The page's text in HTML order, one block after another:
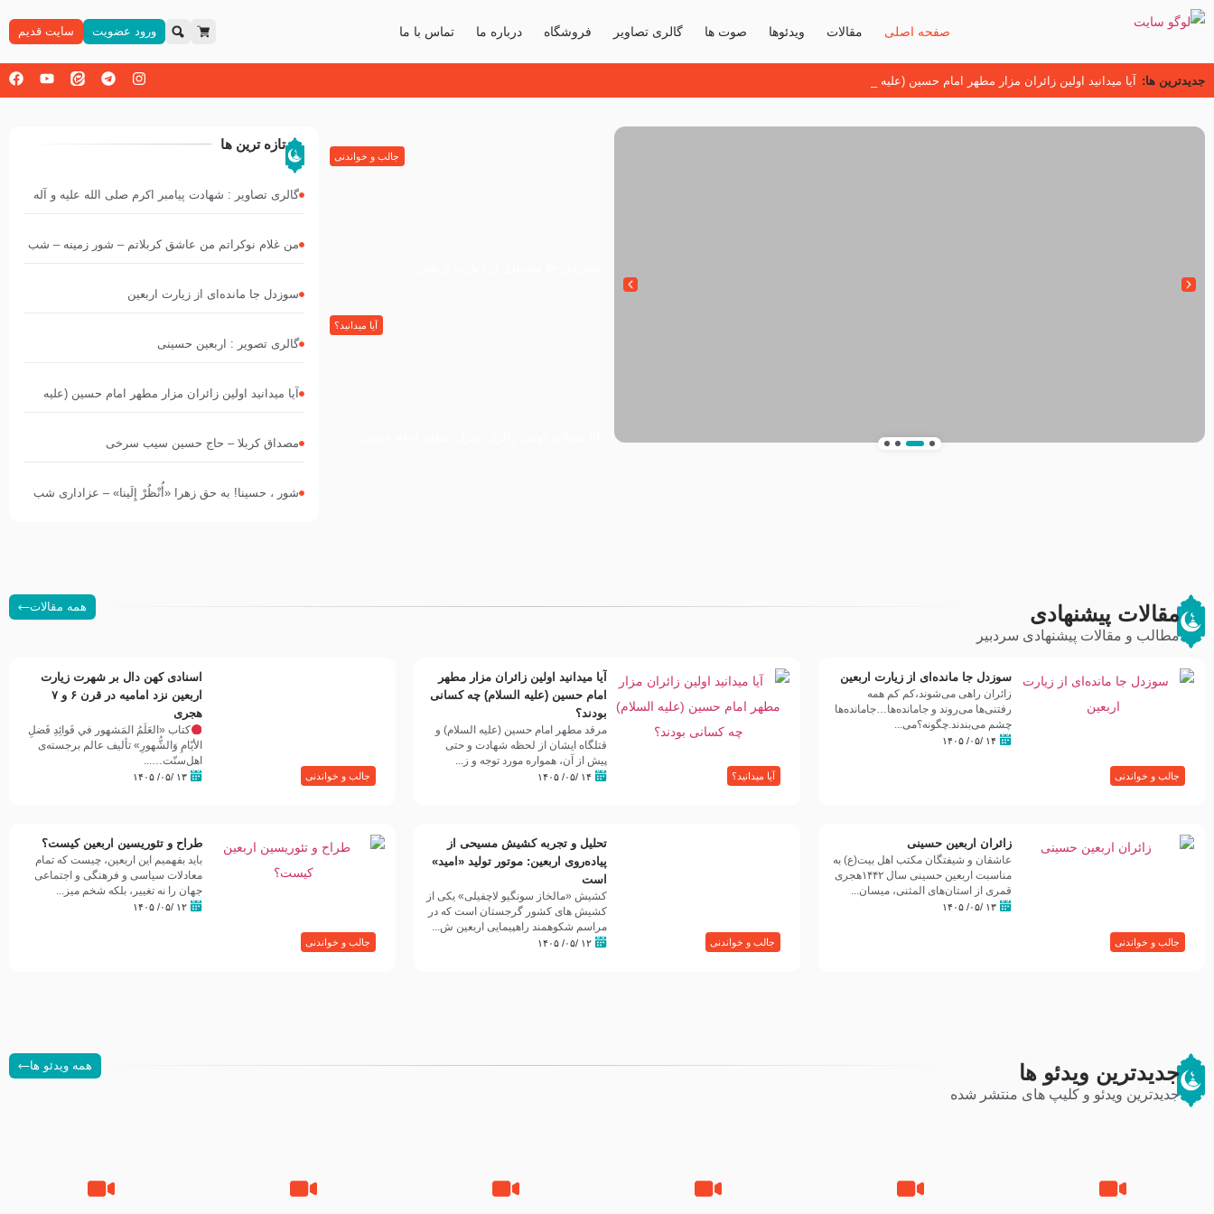
صفحه اصلی مقالات ویدئوها صوت ها گالری تصاویر فروشگاه درباره ما تماس با ما ورود عضویت سایت قدیم
جدیدترین ها: آیا میدانید اولین زائران مزار مطهر امام حسین (علیه السلام) چه کسانی بودند
اسنادی کهن دال بر شهرت زیارت اربعین نزد امامیه در قرن ۶ و ۷ هجری
زائران اربعین حسینی
جالب و خواندنی
آیا میدانید؟
تازه ترین ها
گالری تصاویر : شهادت پیامبر اکرم صلی الله علیه و آله
من غلام نوکراتم من عاشق کربلاتم – شور زمینه – شب
سوزدل جا مانده‌ای از زیارت اربعین
گالری تصویر : اربعین حسینی
آیا میدانید اولین زائران مزار مطهر امام حسین (علیه
مصداق کربلا – حاج حسین سیب سرخی
شور ، حسینا! به‌ حق زهرا «أُنْظُرْ إِلَینا» – عزاداری شب
مقالات پیشنهادی
مطالب و مقالات پیشنهادی سردبیر
همه مقالات
جالب و خواندنی
سوزدل جا مانده‌ای از زیارت اربعین
زائران راهی می‌شوند،کم‌ کم همه
رفتنی‌ها می‌روند و جامانده‌ها…جامانده‌ها
چشم می‌بندند.چگونه؟می‌...
۱۴ /۰۵/ ۱۴۰۵
آیا میدانید؟
آیا میدانید اولین زائران مزار مطهر
امام حسین (علیه السلام) چه کسانی
بودند؟
مرقد مطهر امام حسین (علیه السلام) و
قتلگاه ایشان از لحظه شهادت و حتی
پیش از آن، همواره مورد توجه و ز...
۱۴ /۰۵/ ۱۴۰۵
جالب و خواندنی
اسنادی کهن دال بر شهرت زیارت
اربعین نزد امامیه در قرن ۶ و ۷
هجری
کتاب «العَلَمُ المَشهور في فَوائِدِ فَضلِ
الأيّامِ وَالشُّهورِ» تألیف عالم برجسته‌ی
اهل‌سنّت…...
۱۳ /۰۵/ ۱۴۰۵
جالب و خواندنی
زائران اربعین حسینی
عاشقان و شیفتگان مکتب اهل بیت(ع) به
مناسبت اربعین حسینی سال ۱۴۴۲هجری
قمری از استان‌های المثنی، میسان...
۱۳ /۰۵/ ۱۴۰۵
جالب و خواندنی
تحلیل و تجربه کشیش مسیحی از
پیاده‌روی اربعین: موتور تولید «امید»
است
کشیش «مالخاز سونگیو لاچفیلی» یکی از
کشیش های کشور گرجستان است که در
مراسم شکوهمند راهپیمایی اربعین ش...
۱۲ /۰۵/ ۱۴۰۵
جالب و خواندنی
طراح و تئوریسین اربعین کیست؟
باید بفهمیم این اربعین، چیست که تمام
معادلات سیاسی و فرهنگی و اجتماعی
جهان را نه تغییر، بلکه شخم میز...
۱۲ /۰۵/ ۱۴۰۵
جدیدترین ویدئو ها
جدیدترین ویدئو و کلیپ های منتشر شده
همه ویدئو ها